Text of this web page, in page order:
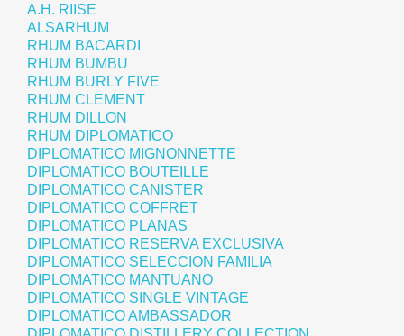
A.H. RIISE
ALSARHUM
RHUM BACARDI
RHUM BUMBU
RHUM BURLY FIVE
RHUM CLEMENT
RHUM DILLON
RHUM DIPLOMATICO
DIPLOMATICO MIGNONNETTE
DIPLOMATICO BOUTEILLE
DIPLOMATICO CANISTER
DIPLOMATICO COFFRET
DIPLOMATICO PLANAS
DIPLOMATICO RESERVA EXCLUSIVA
DIPLOMATICO SELECCION FAMILIA
DIPLOMATICO MANTUANO
DIPLOMATICO SINGLE VINTAGE
DIPLOMATICO AMBASSADOR